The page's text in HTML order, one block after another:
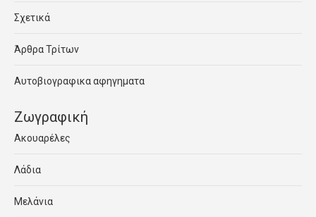
Σχετικά
Άρθρα Τρίτων
Αυτοβιογραφικα αφηγηματα
Ζωγραφική
Ακουαρέλες
Λάδια
Μελάνια